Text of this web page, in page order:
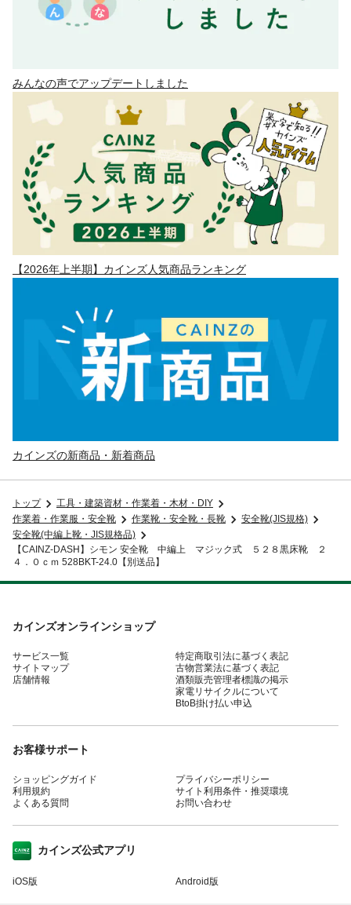
みんなの声でアップデートしました
【2026年上半期】カインズ人気商品ランキング
カインズの新商品・新着商品
トップ
工具・建築資材・作業着・木材・DIY
作業着・作業服・安全靴
作業靴・安全靴・長靴
安全靴(JIS規格)
安全靴(中編上靴・JIS規格品)
【CAINZ-DASH】シモン 安全靴 中編上 マジック式 ５２８黒床靴 ２
４．０ｃｍ 528BKT-24.0【別送品】
カインズオンラインショップ
サービス一覧
サイトマップ
店舗情報
特定商取引法に基づく表記
古物営業法に基づく表記
酒類販売管理者標識の掲示
家電リサイクルについて
BtoB掛け払い申込
お客様サポート
ショッピングガイド
利用規約
よくある質問
プライバシーポリシー
サイト利用条件・推奨環境
お問い合わせ
カインズ公式アプリ
iOS版 Android版